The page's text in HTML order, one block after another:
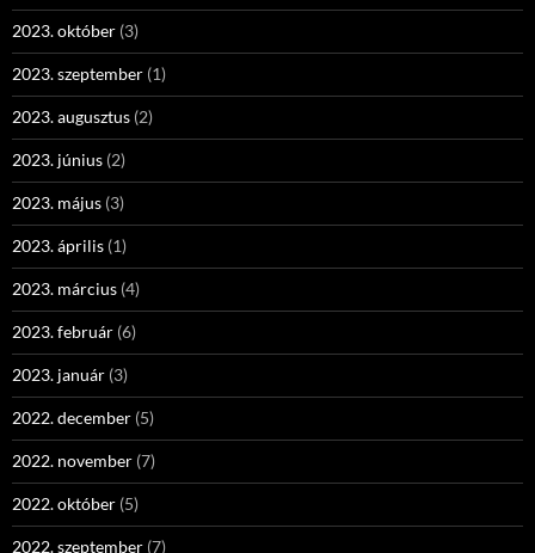
2023. október (3)
2023. szeptember (1)
2023. augusztus (2)
2023. június (2)
2023. május (3)
2023. április (1)
2023. március (4)
2023. február (6)
2023. január (3)
2022. december (5)
2022. november (7)
2022. október (5)
2022. szeptember (7)